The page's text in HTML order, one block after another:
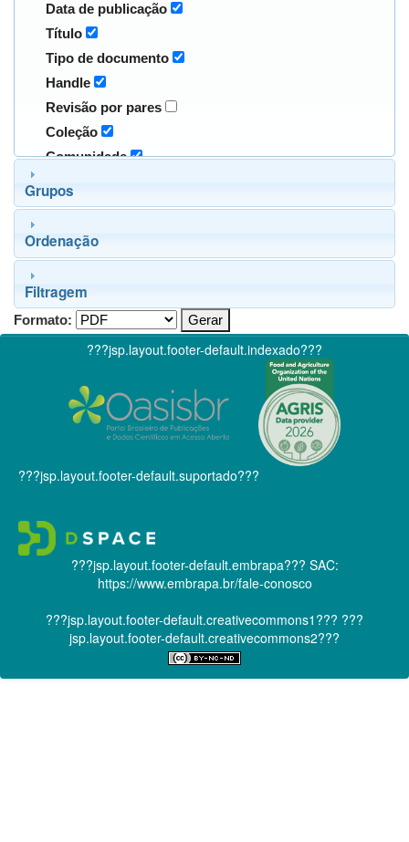
Data de publicação
Título
Tipo de documento
Handle
Revisão por pares
Coleção
Comunidade
Grupos
Ordenação
Filtragem
Formato:
???jsp.layout.footer-default.indexado???
???jsp.layout.footer-default.suportado???
???jsp.layout.footer-default.embrapa??? SAC:
https://www.embrapa.br/fale-conosco
???jsp.layout.footer-default.creativecommons1??? ???
jsp.layout.footer-default.creativecommons2???